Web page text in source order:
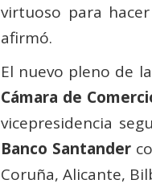
virtuoso para
afirmó.
El nuevo pleno de
Cámara de
vicepresidencia
Banco Santander
Coruña, Alicante,